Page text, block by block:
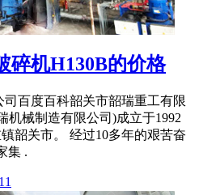
碎机H130B的价格
百度百科韶关市韶瑞重工有限
机械制造有限公司)成立于1992
韶关市。 经过10多年的艰苦奋
集 .